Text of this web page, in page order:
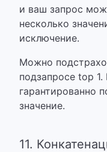
и ваш запрос
несколько
исключение.
Можно
подзапросе top
гарантированно
значение.
11.